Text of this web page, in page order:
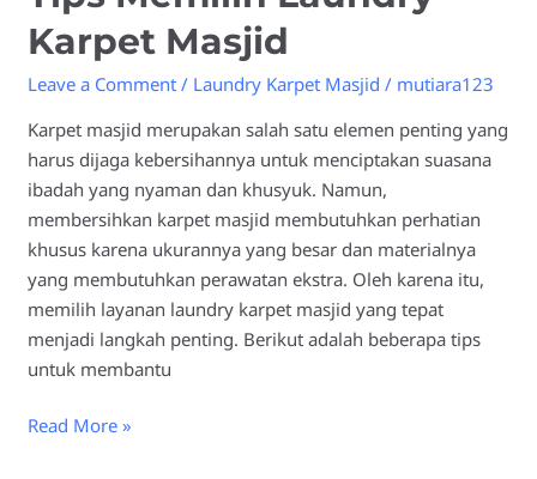
Karpet Masjid
Leave a Comment / Laundry Karpet Masjid / mutiara123
Karpet masjid merupakan salah satu elemen penting yang
harus dijaga kebersihannya untuk menciptakan suasana
ibadah yang nyaman dan khusyuk. Namun,
membersihkan karpet masjid membutuhkan perhatian
khusus karena ukurannya yang besar dan materialnya
yang membutuhkan perawatan ekstra. Oleh karena itu,
memilih layanan laundry karpet masjid yang tepat
menjadi langkah penting. Berikut adalah beberapa tips
untuk membantu
Read More »